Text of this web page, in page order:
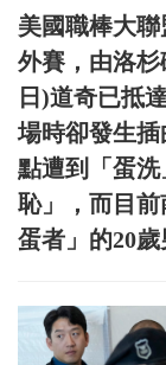
美國職棒大
外賽，由洛
日)道奇已抵
場時卻發生插
點遭到「蛋
恥」，而目
蛋者」的20歲